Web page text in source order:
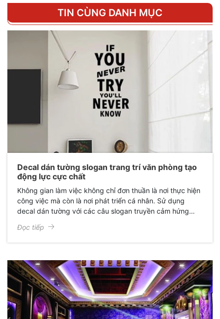
TIN CÙNG DANH MỤC
Decal dán tường slogan trang trí văn phòng tạo
động lực cực chất
Không gian làm việc không chỉ đơn thuần là nơi thực hiện
công việc mà còn là nơi phát triển cá nhân. Sử dụng
decal dán tường với các câu slogan truyền cảm hứng
đẩy tinh thần sáng tạo và đam mê làm việc của nhân
viên.
Đọc tiếp